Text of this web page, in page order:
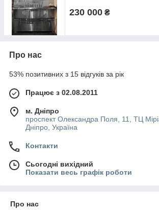
230 000 ₴
Про нас
53% позитивних з 15 відгуків за рік
Працює з 02.08.2011
м. Дніпро
проспект Олександра Поля, 11, ТЦ
Дніпро, Україна
Контакти
Сьогодні вихідний
Показати весь графік роботи
Про нас